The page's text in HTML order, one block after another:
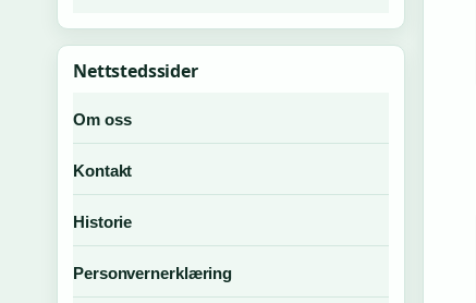
Nettstedssider
Om oss
Kontakt
Historie
Personvernerklæring